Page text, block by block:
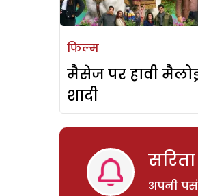
फिल्म
मैसेज पर हावी
शादी
अपनी